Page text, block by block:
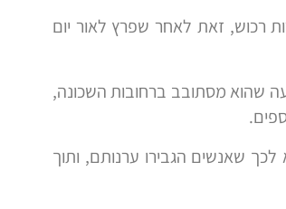
רכוש, זאת לאחר שפרץ לאור יום
שהוא מסתובב ברחובות השכונה,
שאנשים הגבירו ערנותם, ותוך